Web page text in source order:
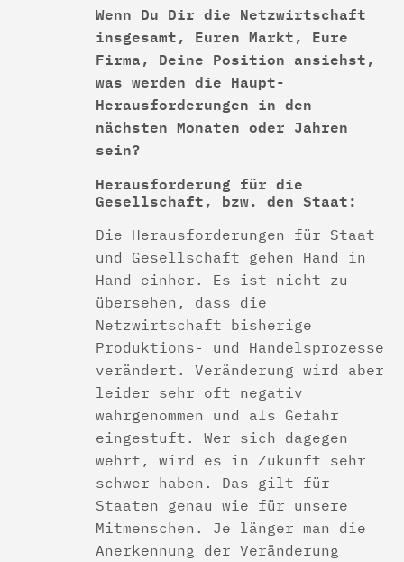
Wenn Du Dir die Netzwirtschaft
insgesamt, Euren Markt, Eure
Firma, Deine Position ansiehst,
was werden die Haupt-
Herausforderungen in den
nächsten Monaten oder Jahren
sein?
Herausforderung für die
Gesellschaft, bzw. den Staat:
Die Herausforderungen für Staat
und Gesellschaft gehen Hand in
Hand einher. Es ist nicht zu
übersehen, dass die
Netzwirtschaft bisherige
Produktions- und Handelsprozesse
verändert. Veränderung wird aber
leider sehr oft negativ
wahrgenommen und als Gefahr
eingestuft. Wer sich dagegen
wehrt, wird es in Zukunft sehr
schwer haben. Das gilt für
Staaten genau wie für unsere
Mitmenschen. Je länger man die
Anerkennung der Veränderung